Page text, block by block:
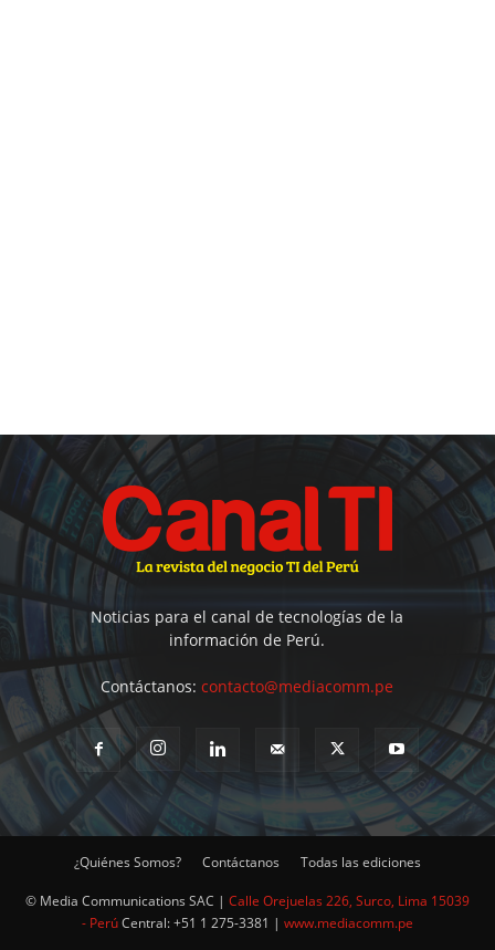
Noticias para el canal de tecnologías de la
información de Perú.
Contáctanos:contacto@mediacomm.pe
¿Quiénes Somos? Contáctanos Todas las ediciones
© Media Communications SAC | Calle Orejuelas 226, Surco, Lima 15039
- PerúCentral: +51 1 275-3381 | www.mediacomm.pe